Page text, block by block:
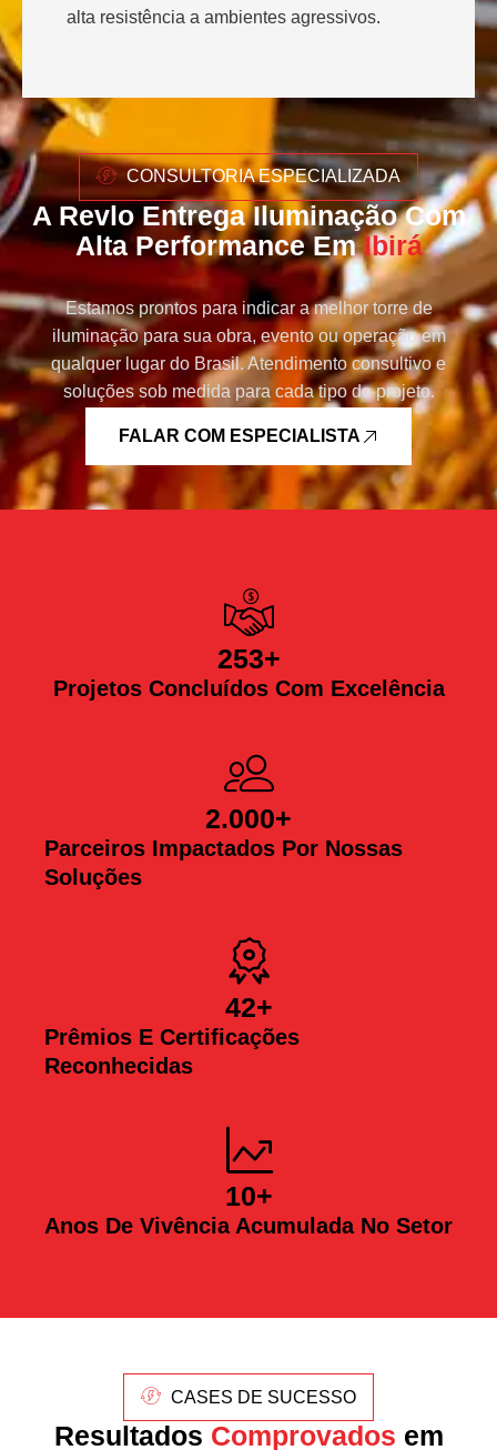
alta resistência a ambientes agressivos.
CONSULTORIA ESPECIALIZADA
A Revlo Entrega Iluminação Com
Alta Performance EmIbirá
Estamos prontos para indicar a melhor torre de
iluminação para sua obra, evento ou operação em
qualquer lugar do Brasil. Atendimento consultivo e
soluções sob medida para cada tipo de projeto.
FALAR COM ESPECIALISTA
Projetos Concluídos Com Excelência
253+
Parceiros Impactados Por Nossas
Soluções
2.000+
Prêmios E Certificações
Reconhecidas
42+
Anos De Vivência Acumulada No Setor
10+
CASES DE SUCESSO
Resultados Comprovados em